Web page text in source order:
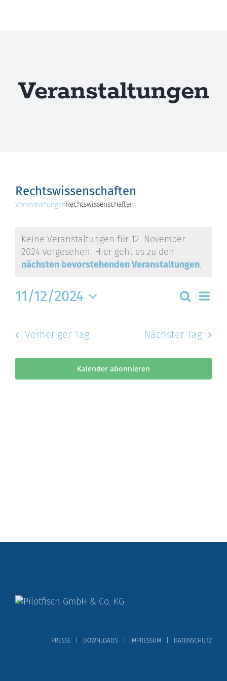
Veranstaltungen
Rechtswissenschaften
VeranstaltungenRechtswissenschaften
Veranstaltungen
für
12.
November
2024
Hinweis
Keine Veranstaltungen für 12. November
2024 vorgesehen. Hier geht es zu den
nächsten bevorstehenden Veranstaltungen.
und
Suche
Tag
11/12/2024
wählen.
Vorheriger Tag Nächster Tag
Kalender abonnieren
PRESSE DOWNLOADS IMPRESSUM DATENSCHUTZ